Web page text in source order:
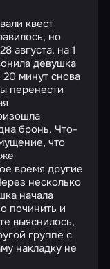
квест
но
августа, на 1
девушка
минут снова
перенести
бронь. Что-
что
время другие
несколько
начала
починить и
выяснилось,
группе с
накладку не